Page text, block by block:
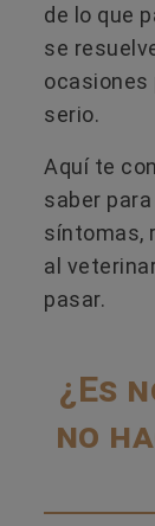
de lo que
se
ocasiones
serio.
Aquí te
saber
síntomas,
al
pasar.
¿Es
no